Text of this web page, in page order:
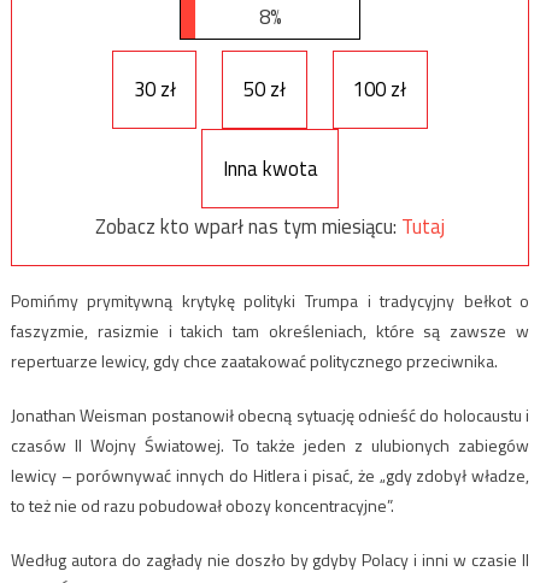
8%
30 zł 50 zł 100 zł
Inna kwota
Zobacz kto wparł nas tym miesiącu: Tutaj
Pomińmy prymitywną krytykę polityki Trumpa i tradycyjny bełkot o
faszyzmie, rasizmie i takich tam określeniach, które są zawsze w
repertuarze lewicy, gdy chce zaatakować politycznego przeciwnika.
Jonathan Weisman postanowił obecną sytuację odnieść do holocaustu i
czasów II Wojny Światowej. To także jeden z ulubionych zabiegów
lewicy – porównywać innych do Hitlera i pisać, że „gdy zdobył władze,
to też nie od razu pobudował obozy koncentracyjne”.
Według autora do zagłady nie doszło by gdyby Polacy i inni w czasie II